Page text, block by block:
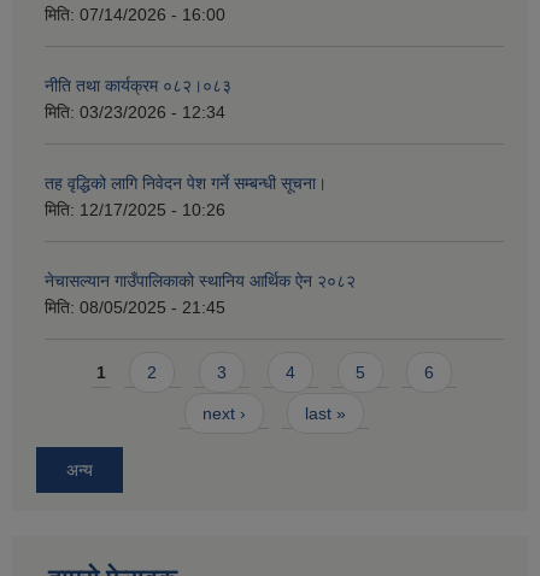
मिति: 07/14/2026 - 16:00
नीति तथा कार्यक्रम ०८२।०८३
मिति: 03/23/2026 - 12:34
तह वृद्धिको लागि निवेदन पेश गर्ने सम्बन्धी सूचना।
मिति: 12/17/2025 - 10:26
नेचासल्यान गाउँपालिकाको स्थानिय आर्थिक ऐन २०८२
मिति: 08/05/2025 - 21:45
Pages
1 2 3 4 5 6
next › last »
अन्य